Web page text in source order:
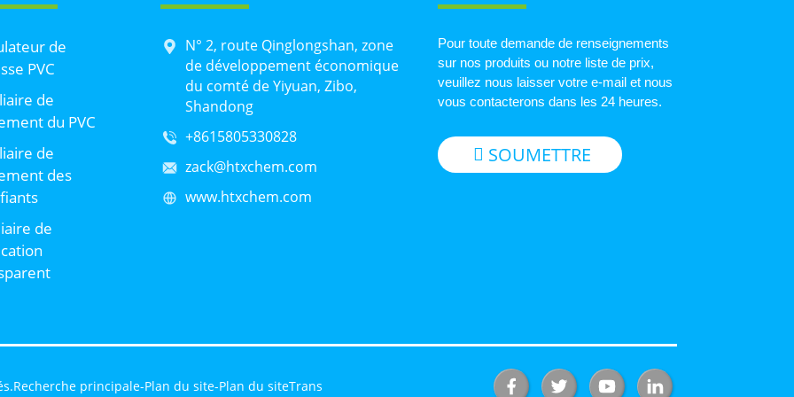
de
PVC
de
du PVC
de
des
de
N° 2, route Qinglongshan, zone
de développement économique
du comté de Yiyuan, Zibo,
Shandong
+8615805330828
zack@htxchem.com
www.htxchem.com
Pour toute demande de renseignements
sur nos produits ou notre liste de prix,
veuillez nous laisser votre e-mail et nous
vous contacterons dans les 24 heures.
SOUMETTRE
Recherche principale-Plan du site-Plan du siteTrans